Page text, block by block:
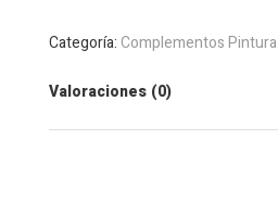
Categoría:Complementos Pintura
Valoraciones (0)